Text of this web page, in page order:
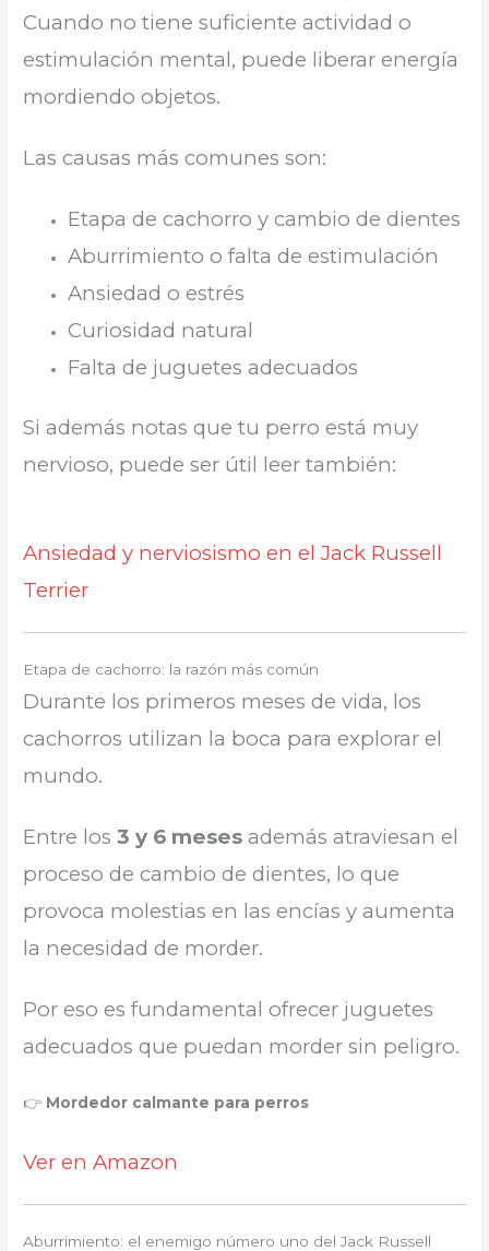
Cuando no tiene suficiente actividad o
estimulación mental, puede liberar energía
mordiendo objetos.
Las causas más comunes son:
Etapa de cachorro y cambio de dientes
Aburrimiento o falta de estimulación
Ansiedad o estrés
Curiosidad natural
Falta de juguetes adecuados
Si además notas que tu perro está muy
nervioso, puede ser útil leer también:
Ansiedad y nerviosismo en el Jack Russell
Terrier
Etapa de cachorro: la razón más común
Durante los primeros meses de vida, los
cachorros utilizan la boca para explorar el
mundo.
Entre los3 y 6 meses además atraviesan el
proceso de cambio de dientes, lo que
provoca molestias en las encías y aumenta
la necesidad de morder.
Por eso es fundamental ofrecer juguetes
adecuados que puedan morder sin peligro.
👉 Mordedor calmante para perros
Ver en Amazon
Aburrimiento: el enemigo número uno del Jack Russell